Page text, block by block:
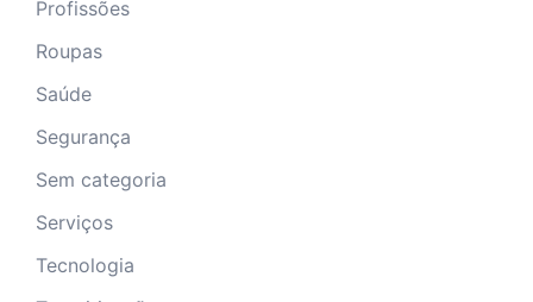
Profissões
Roupas
Saúde
Segurança
Sem categoria
Serviços
Tecnologia